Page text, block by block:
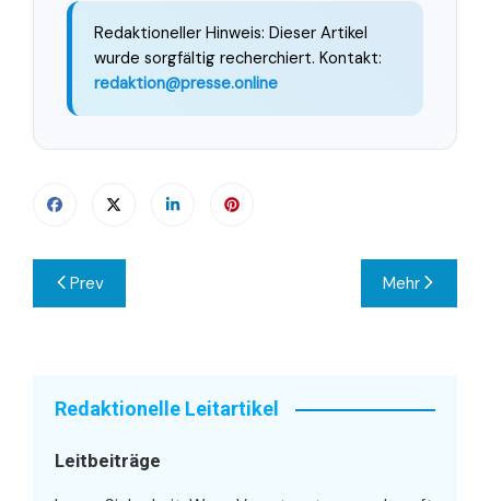
Redaktioneller Hinweis: Dieser Artikel
wurde sorgfältig recherchiert. Kontakt:
redaktion@presse.online
Beitragsnavigation
Prev Mehr
Redaktionelle Leitartikel
Leitbeiträge